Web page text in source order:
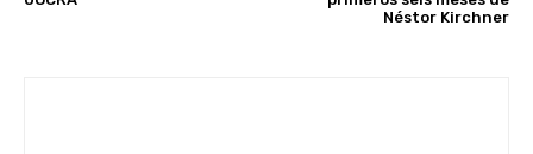
Néstor Kirchner